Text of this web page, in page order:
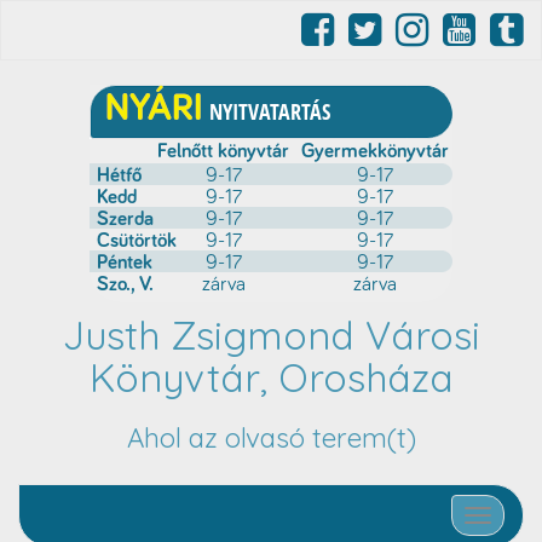
Justh Zsigmond Városi
Könyvtár, Orosháza
Ahol az olvasó terem(t)
Toggle